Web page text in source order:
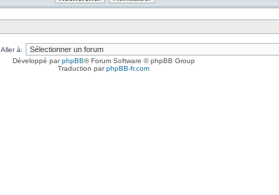
Aller à:
Développé parphpBB® Forum Software © phpBB Group
Traduction parphpBB-fr.com